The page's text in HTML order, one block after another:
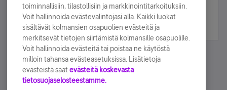
Tilaa nyt
toiminnallisiin, tilastollisiin ja markkinointitarkoituksiin.
Voit hallinnoida evästevalintojasi alla. Kaikki luokat
sisältävät kolmansien osapuolien evästeitä ja
merkitsevät tietojen siirtämistä kolmansille osapuolille.
Voit hallinnoida evästeitä tai poistaa ne käytöstä
milloin tahansa evästeasetuksissa. Lisätietoja
evästeistä saat evästeitä koskevasta
tietosuojaselosteestamme.